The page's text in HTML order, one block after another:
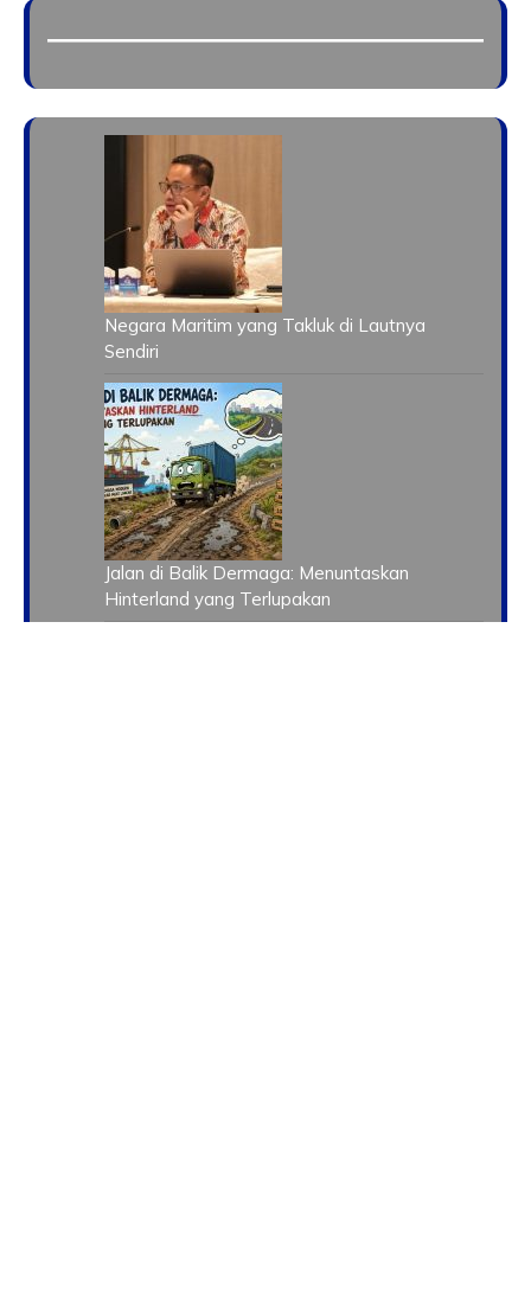
Negara Maritim yang Takluk di Lautnya
Sendiri
Jalan di Balik Dermaga: Menuntaskan
Hinterland yang Terlupakan